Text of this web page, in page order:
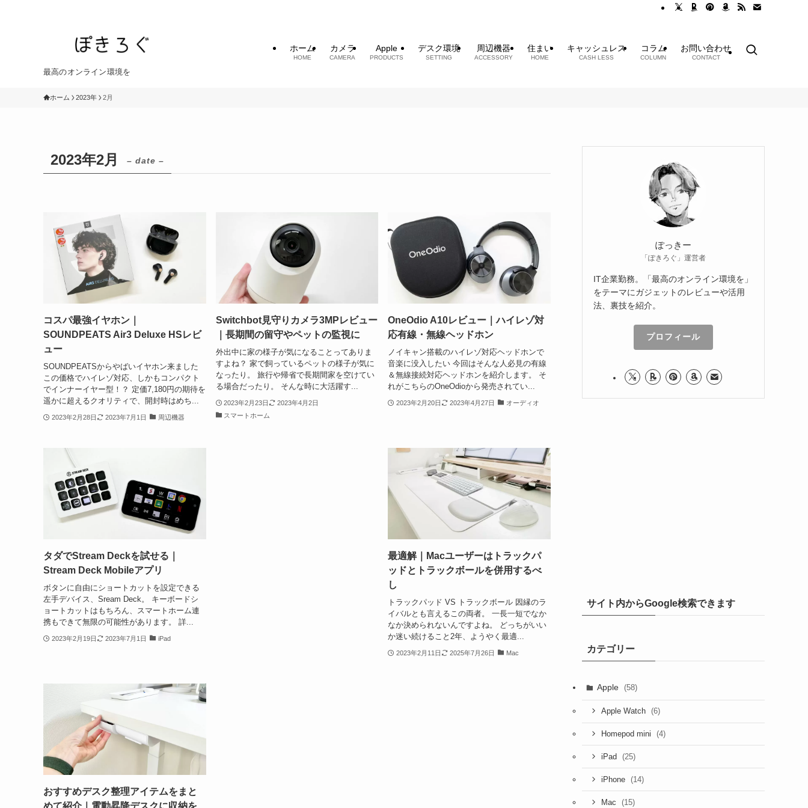
最高のオンライン環境を
ホーム
HOME
カメラ
CAMERA
Apple
PRODUCTS
デスク環境
SETTING
周辺機器
ACCESSORY
住まい
HOME
キャッシュレス
CASH LESS
コラム
COLUMN
お問い合わせ
CONTACT
ホーム 2023年 2月
2023年2月 – date –
コスパ最強イヤホン｜
SOUNDPEATS Air3 Deluxe HSレビ
ュー
SOUNDPEATSからやばいイヤホン来ました
この価格でハイレゾ対応、しかもコンパクト
でインナーイヤー型！？ 定価7,180円の期待を
遥かに超えるクオリティで、開封時はめち...
2023年2月28日 2023年7月1日 周辺機器
Switchbot見守りカメラ3MPレビュー
｜長期間の留守やペットの監視に
外出中に家の様子が気になることってありま
すよね？ 家で飼っているペットの様子が気に
なったり。 旅行や帰省で長期間家を空けてい
る場合だったり。 そんな時に大活躍す...
2023年2月23日
2023年4月2日
スマートホーム
OneOdio A10レビュー｜ハイレゾ対
応有線・無線ヘッドホン
ノイキャン搭載のハイレゾ対応ヘッドホンで
音楽に没入したい 今回はそんな人必見の有線
＆無線接続対応ヘッドホンを紹介します。 そ
れがこちらのOneOdioから発売されてい...
2023年2月20日 2023年4月27日 オーディオ
タダでStream Deckを試せる｜
Stream Deck Mobileアプリ
ボタンに自由にショートカットを設定できる
左手デバイス、Sream Deck。 キーボードシ
ョートカットはもちろん、スマートホーム連
携もできて無限の可能性があります。 詳...
2023年2月19日 2023年7月1日 iPad
最適解｜Macユーザーはトラックパ
ッドとトラックボールを併用するべ
し
トラックパッド VS トラックボール 因縁のラ
イバルとも言えるこの両者。 一長一短でなか
なか決められないんですよね。 どっちがいい
か迷い続けること2年、ようやく最適...
2023年2月11日 2025年7月26日 Mac
おすすめデスク整理アイテムをまと
ぽっきー
「ぽきろぐ」運営者
IT企業勤務。「最高のオンライン環境を」
をテーマにガジェットのレビューや活用
法、裏技を紹介。
プロフィール
サイト内からGoogle検索できます
カテゴリー
Apple (58)
Apple Watch (6)
Homepod mini (4)
iPad (25)
iPhone (14)
Mac (15)